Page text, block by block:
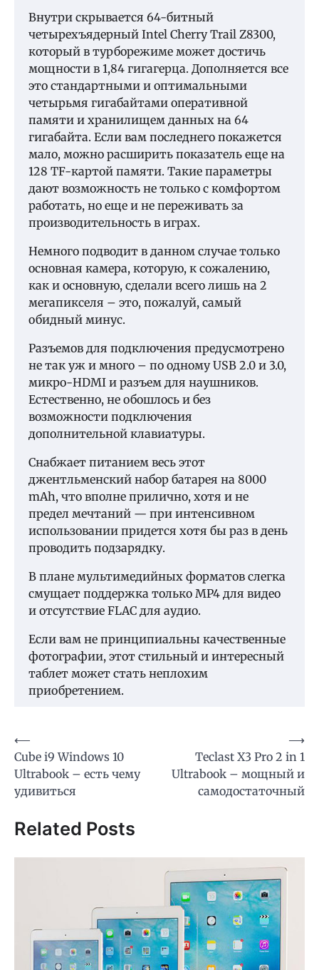
Внутри скрывается 64-битный
четырехъядерный Intel Cherry Trail Z8300,
который в турборежиме может достичь
мощности в 1,84 гигагерца. Дополняется все
это стандартными и оптимальными
четырьмя гигабайтами оперативной
памяти и хранилищем данных на 64
гигабайта. Если вам последнего покажется
мало, можно расширить показатель еще на
128 TF-картой памяти. Такие параметры
дают возможность не только с комфортом
работать, но еще и не переживать за
производительность в играх.
Немного подводит в данном случае только
основная камера, которую, к сожалению,
как и основную, сделали всего лишь на 2
мегапикселя – это, пожалуй, самый
обидный минус.
Разъемов для подключения предусмотрено
не так уж и много – по одному USB 2.0 и 3.0,
микро-HDMI и разъем для наушников.
Естественно, не обошлось и без
возможности подключения
дополнительной клавиатуры.
Снабжает питанием весь этот
джентльменский набор батарея на 8000
mAh, что вполне прилично, хотя и не
предел мечтаний — при интенсивном
использовании придется хотя бы раз в день
проводить подзарядку.
В плане мультимедийных форматов слегка
смущает поддержка только MP4 для видео
и отсутствие FLAC для аудио.
Если вам не принципиальны качественные
фотографии, этот стильный и интересный
таблет может стать неплохим
приобретением.
Навигация
по
записям
⟵
Cube i9 Windows 10
Ultrabook – есть чему
удивиться
Teclast X3 Pro 2 in 1
Ultrabook – мощный и
самодостаточный
⟶
Related Posts